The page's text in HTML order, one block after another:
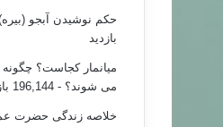
حکم نوشیدن آبجو
بازدید
میانمار کجاست؟
می شوند؟ - 196,144 بازدید
خلاصه زندگی حضرت